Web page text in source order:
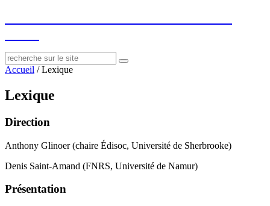
Accueil /Lexique
Lexique
Direction
Anthony Glinoer (chaire Édisoc, Université de Sherbrooke)
Denis Saint-Amand (FNRS, Université de Namur)
Présentation